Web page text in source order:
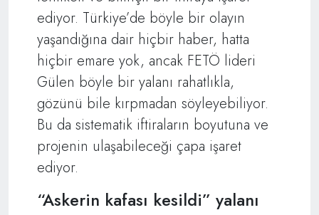
ediyor. Türkiye’de böyle bir olayın
yaşandığına dair hiçbir haber, hatta
hiçbir emare yok, ancak FETÖ lideri
Gülen böyle bir yalanı rahatlıkla,
gözünü bile kırpmadan söyleyebiliyor.
Bu da sistematik iftiraların boyutuna ve
projenin ulaşabileceği çapa işaret
ediyor.
“Askerin kafası kesildi” yalanı